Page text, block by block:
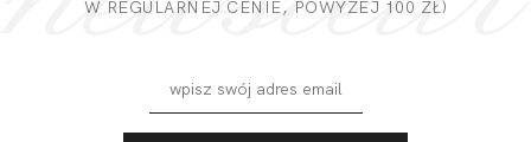
W REGULARNEJ CENIE, POWYZEJ 100 ZŁ)